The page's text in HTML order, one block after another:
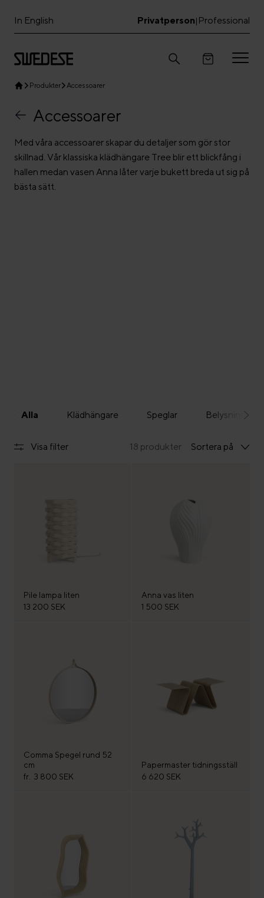
In English Privatperson| Professional
Produkter Accessoarer
Accessoarer
Med våra accessoarer skapar du detaljer som gör stor
skillnad. Vår klassiska klädhängare Tree blir ett blickfång i
hallen medan vasen Anna låter varje bukett breda ut sig på
bästa sätt.
Visa filter
Alla Klädhängare Speglar Belysning
18 produkter Sortera på
Pile lampa liten
13 200 SEK
Anna vas liten
1 500 SEK
Comma Spegel rund 52
cm
fr. 3 800 SEK
Papermaster tidningsställ
6 620 SEK